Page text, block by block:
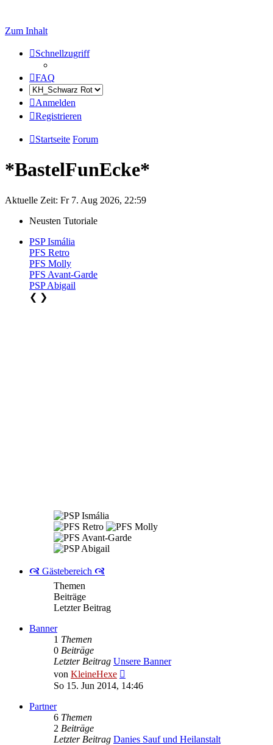
Zum Inhalt
Schnellzugriff
FAQ
Anmelden
Registrieren
Startseite Forum
*BastelFunEcke*
Aktuelle Zeit: Fr 7. Aug 2026, 22:59
Neusten Tutoriale
PSP Ismália
PFS Retro
PFS Molly
PFS Avant-Garde
PSP Abigail
❮ ❯
🙧 Gästebereich 🙧
Themen
Beiträge
Letzter Beitrag
Banner
1 Themen
0 Beiträge
Letzter Beitrag Unsere Banner
von KleineHexe
Beitrag
So 15. Jun 2014, 14:46
Partner
6 Themen
2 Beiträge
Letzter Beitrag Danies Sauf und Heilanstalt